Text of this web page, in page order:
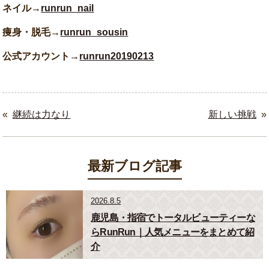
ネイル→ runrun_nail
痩身・脱毛→ runrun_sousin
公式アカウント→ runrun20190213
« 継続は力なり »
新しい挑戦
最新ブログ記事
2026.8.5
鹿児島・指宿でトータルビューティーな
らRunRun｜人気メニューをまとめて紹
介